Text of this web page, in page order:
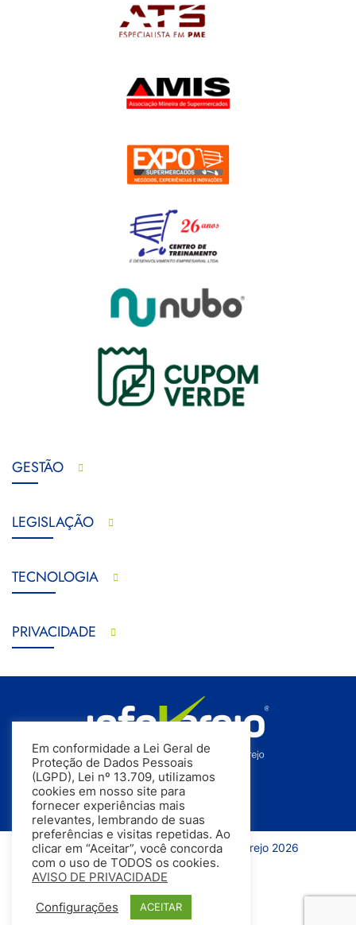
GESTÃO
LEGISLAÇÃO
TECNOLOGIA
PRIVACIDADE
Todos os direitos reservados | InfoVarejo 2026
Em conformidade a Lei Geral de
Proteção de Dados Pessoais
(LGPD), Lei nº 13.709, utilizamos
cookies em nosso site para
fornecer experiências mais
relevantes, lembrando de suas
preferências e visitas repetidas. Ao
clicar em “Aceitar”, você concorda
com o uso de TODOS os cookies.
AVISO DE PRIVACIDADE
Configurações ACEITAR